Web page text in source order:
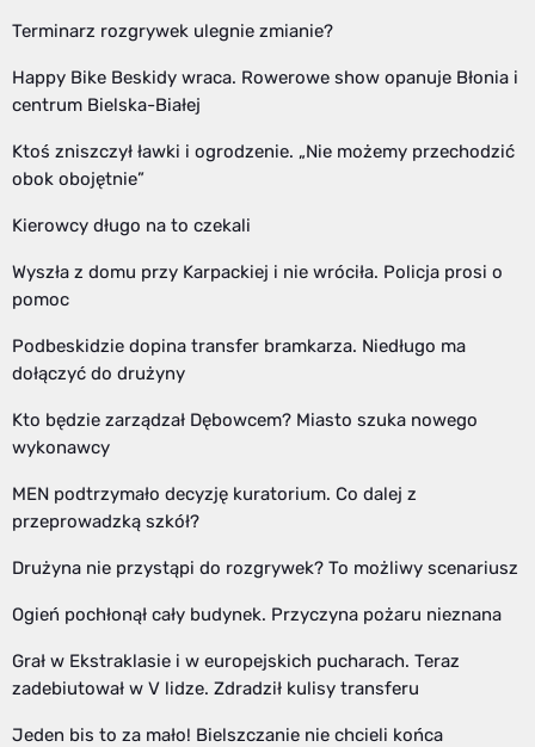
Terminarz rozgrywek ulegnie zmianie?
Happy Bike Beskidy wraca. Rowerowe show opanuje Błonia i
centrum Bielska-Białej
Ktoś zniszczył ławki i ogrodzenie. „Nie możemy przechodzić
obok obojętnie”
Kierowcy długo na to czekali
Wyszła z domu przy Karpackiej i nie wróciła. Policja prosi o
pomoc
Podbeskidzie dopina transfer bramkarza. Niedługo ma
dołączyć do drużyny
Kto będzie zarządzał Dębowcem? Miasto szuka nowego
wykonawcy
MEN podtrzymało decyzję kuratorium. Co dalej z
przeprowadzką szkół?
Drużyna nie przystąpi do rozgrywek? To możliwy scenariusz
Ogień pochłonął cały budynek. Przyczyna pożaru nieznana
Grał w Ekstraklasie i w europejskich pucharach. Teraz
zadebiutował w V lidze. Zdradził kulisy transferu
Jeden bis to za mało! Bielszczanie nie chcieli końca